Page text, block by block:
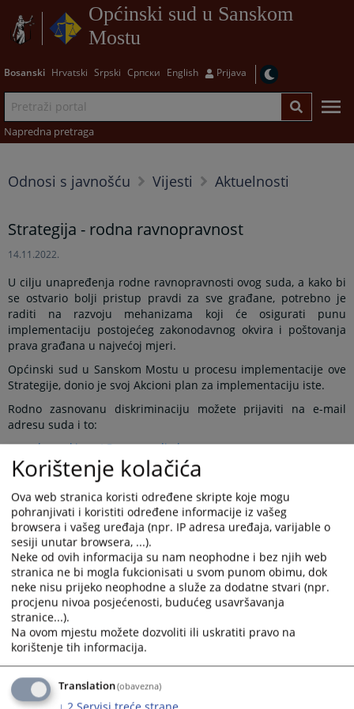
Općinski sud u Sanskom
Mostu
Bosanski Hrvatski Srpski Српски English Prijava
Napredna pretraga
Odnosi s javnošću Vijesti Aktuelnosti
Strategija - rodna ravnopravnost
14.11.2022.
U cilju unapređenja rodne ravnopravnosti ovog suda, a kako bi
se ostvario bolji pristup pravdi za sve građane, potrebno je
raditi na razvoju mehanizama koji će osigurati punu
implementaciju postojećeg zakonodavnog okvira i poštovanja
prava građana u najvećoj mjeri.
Općinski sud u Sanskom Mostu u procesu implementacije ove
Strategije, donio je svoj Akcioni plan za implementaciju iste.
Rodno zasnovanu diskriminaciju možete prijaviti na e-mail
adresu suda i to:
opsud-sanskimost@pravosudje.ba
U sekciji linkovi možete pronaći povezicu na online anketu Rodna ravnopravnost
Prikazana vijest je na: Bosanski jezik
Linkovi
Anketa: Rodna ravnopravnost OSSM
Prateći dokumenti
Strategija rodna ravnopravnost BOS
ZAKON O ZABRANI DISKRIMINACIJE SG BIH 59/2009
Korištenje kolačića
Ova web stranica koristi određene skripte koje mogu
pohranjivati i koristiti određene informacije iz vašeg
browsera i vašeg uređaja (npr. IP adresa uređaja, varijable o
sesiji unutar browsera, ...).
Neke od ovih informacija su nam neophodne i bez njih web
stranica ne bi mogla fukcionisati u svom punom obimu, dok
neke nisu prijeko neophodne a služe za dodatne stvari (npr.
procjenu nivoa posjećenosti, budućeg usavršavanja
stranice...).
Na ovom mjestu možete dozvoliti ili uskratiti pravo na
korištenje tih informacija.
Translation(obavezna)